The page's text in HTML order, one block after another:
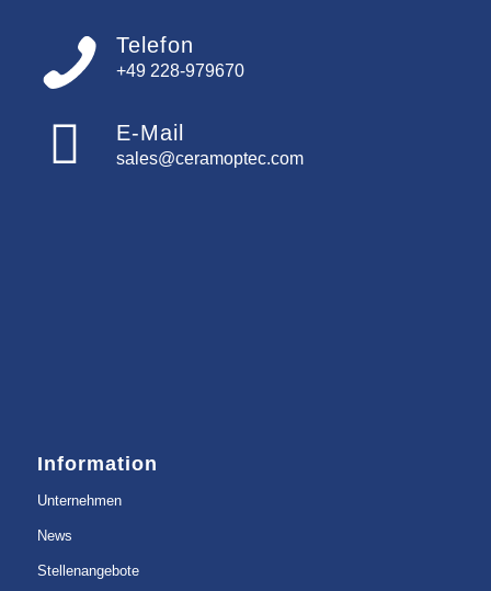
Telefon
+49 228-979670
E-Mail
sales@ceramoptec.com
Information
Unternehmen
News
Stellenangebote